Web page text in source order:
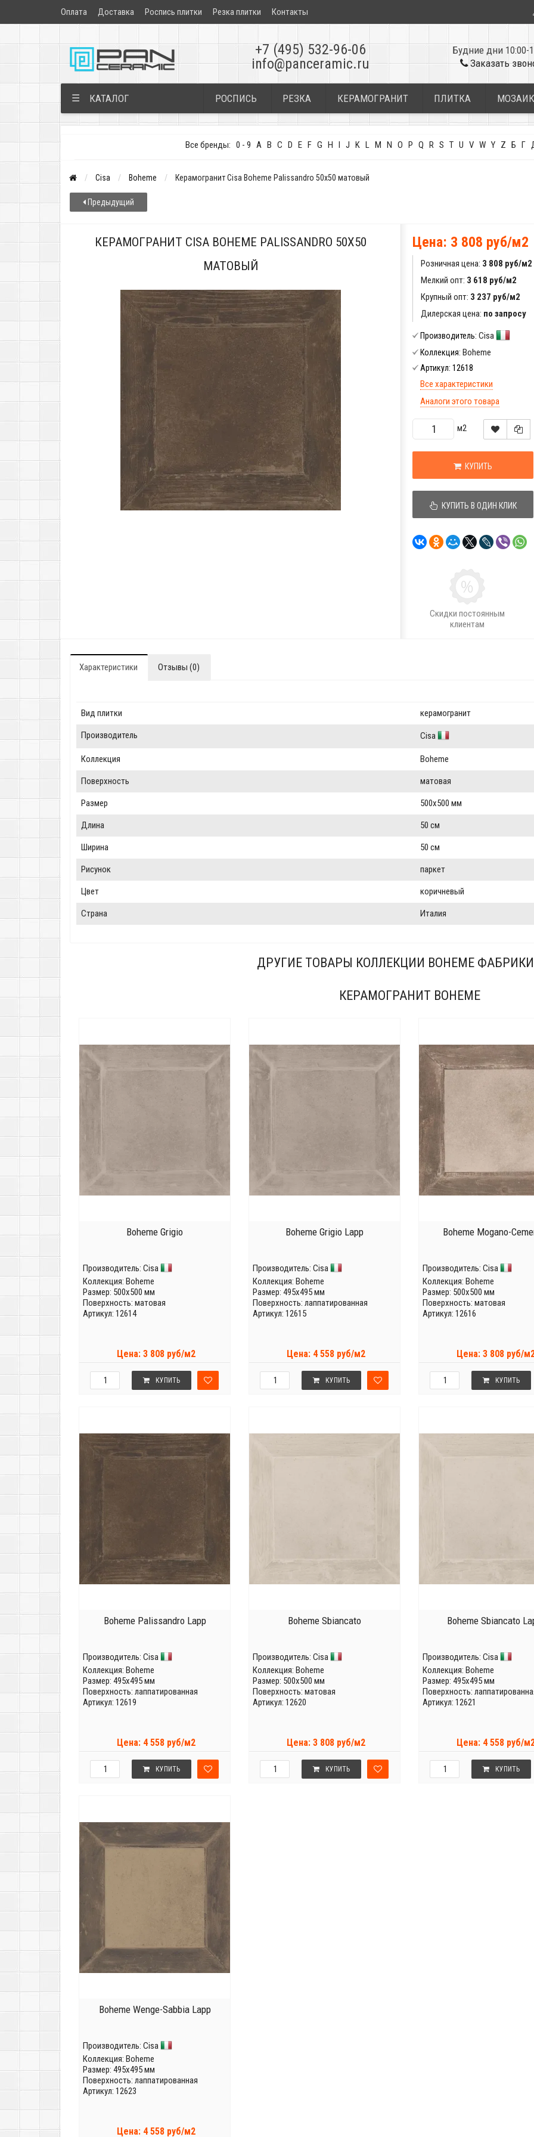
Оплата Доставка Роспись плитки Резка плитки Контакты
+7 (495) 532-96-06
info@panceramic.ru
Будние дни 10:00-
Заказать
☰ КАТАЛОГ РОСПИСЬ РЕЗКА КЕРАМОГРАНИТ ПЛИТКА
Все бренды: 0 - 9 A B C D E F G H I J K L M N O P Q R S T U V W Y Z Б Г
Cisa Boheme Керамогранит Cisa Boheme Palissandro 50x50 матовый
Предыдущий
КЕРАМОГРАНИТ CISA BOHEME PALISSANDRO 50X50
МАТОВЫЙ
Цена: 3 808 руб/м2
Розничная цена: 3 808 руб/м2
Мелкий опт: 3 618 руб/м2
Крупный опт: 3 237 руб/м2
Дилерская цена: по запросу
Производитель: Cisa
Коллекция: Boheme
Артикул: 12618
Все характеристики
Аналоги этого товара
м2
КУПИТЬ
КУПИТЬ В ОДИН КЛИК
Скидки постоянным
клиентам
Характеристики Отзывы (0)
Вид плитки керамогранит
Производитель Cisa
Коллекция Boheme
Поверхность матовая
Размер 500x500 мм
Длина 50 см
Ширина 50 см
Рисунок паркет
Цвет коричневый
Страна Италия
ДРУГИЕ ТОВАРЫ КОЛЛЕКЦИИ BOHEME ФАБРИКИ
КЕРАМОГРАНИТ BOHEME
Boheme Grigio
Производитель: Cisa
Коллекция: Boheme
Размер: 500x500 мм
Поверхность: матовая
Артикул: 12614
Цена: 3 808 руб/м2
КУПИТЬ
Boheme Grigio Lapp
Производитель: Cisa
Коллекция: Boheme
Размер: 495x495 мм
Поверхность: лаппатированная
Артикул: 12615
Цена: 4 558 руб/м2
КУПИТЬ
Boheme Mogano-
Производитель: Cisa
Коллекция: Boheme
Размер: 500x500 мм
Поверхность: матовая
Артикул: 12616
Цена: 3 808 руб/
КУПИТЬ
Boheme Palissandro Lapp
Производитель: Cisa
Коллекция: Boheme
Размер: 495x495 мм
Поверхность: лаппатированная
Артикул: 12619
Цена: 4 558 руб/м2
КУПИТЬ
Boheme Sbiancato
Производитель: Cisa
Коллекция: Boheme
Размер: 500x500 мм
Поверхность: матовая
Артикул: 12620
Цена: 3 808 руб/м2
КУПИТЬ
Boheme Sbiancato
Производитель: Cisa
Коллекция: Boheme
Размер: 495x495 мм
Поверхность:
Артикул: 12621
Цена: 4 558 руб/
КУПИТЬ
Boheme Wenge-Sabbia Lapp
Производитель: Cisa
Коллекция: Boheme
Размер: 495x495 мм
Поверхность: лаппатированная
Артикул: 12623
Цена: 4 558 руб/м2